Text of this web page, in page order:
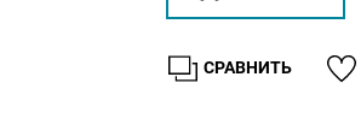
СРАВНИТЬ